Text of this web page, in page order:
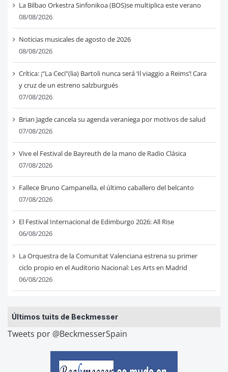
La Bilbao Orkestra Sinfonikoa (BOS)se multiplica este verano
08/08/2026
Noticias musicales de agosto de 2026
08/08/2026
Crítica: ¡“La Ceci”(lia) Bartoli nunca será ‘Il viaggio a Reims’! Cara
y cruz de un estreno salzburgués
07/08/2026
Brian Jagde cancela su agenda veraniega por motivos de salud
07/08/2026
Vive el Festival de Bayreuth de la mano de Radio Clásica
07/08/2026
Fallece Bruno Campanella, el último caballero del belcanto
07/08/2026
El Festival Internacional de Edimburgo 2026: All Rise
06/08/2026
La Orquestra de la Comunitat Valenciana estrena su primer
ciclo propio en el Auditorio Nacional: Les Arts en Madrid
06/08/2026
Últimos tuits de Beckmesser
Tweets por @BeckmesserSpain